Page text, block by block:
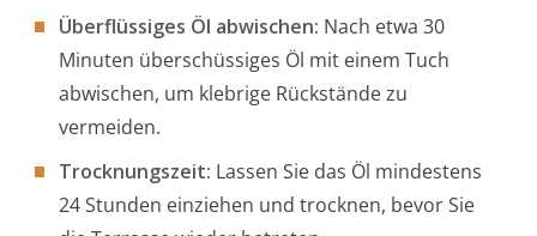
Überflüssiges Öl abwischen: Nach etwa 30
Minuten überschüssiges Öl mit einem Tuch
abwischen, um klebrige Rückstände zu
vermeiden.
Trocknungszeit: Lassen Sie das Öl mindestens
24 Stunden einziehen und trocknen, bevor Sie